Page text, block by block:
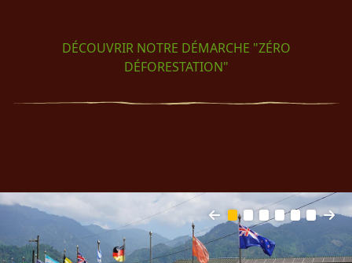
DÉCOUVRIR NOTRE DÉMARCHE "ZÉRO
DÉFORESTATION"